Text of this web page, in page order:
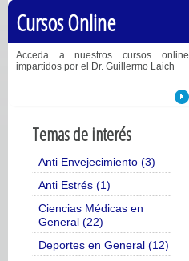
Cursos Online
Acceda a nuestros cursos online
impartidos por el Dr. Guillermo Laich
Temas de interés
Anti Envejecimiento (3)
Anti Estrés (1)
Ciencias Médicas en
General (22)
Deportes en General (12)